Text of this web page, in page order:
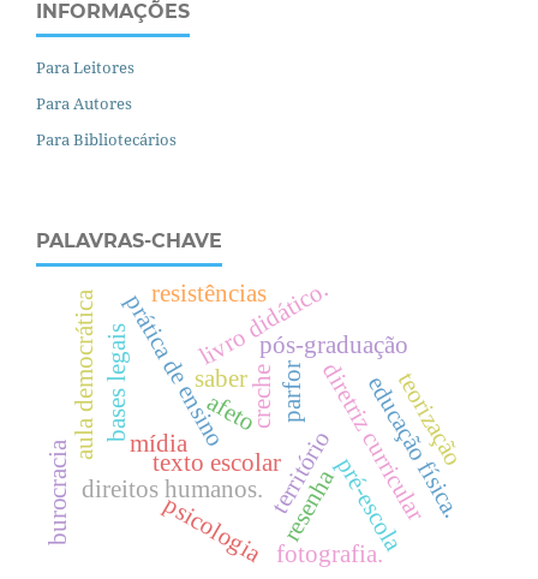
INFORMAÇÕES
Para Leitores
Para Autores
Para Bibliotecários
PALAVRAS-CHAVE
resenha
territóriodiretriz curricular
prática de ensino
texto escolar
pós-graduação
saber
mídia
livro didático.
direitos humanos.
parfor e
d
u
c
a
ç
ã
o
f
í
s
i
c
a
.
pré-escola
creche
bases legais
psicologia fotografia.
aula democrática teorização
afeto
resistências
burocracia